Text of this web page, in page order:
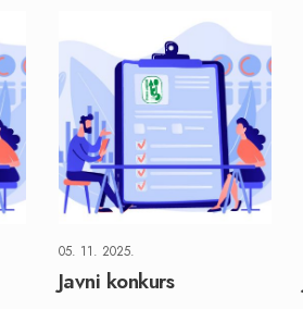
05. 11. 2025.
Javni konkurs